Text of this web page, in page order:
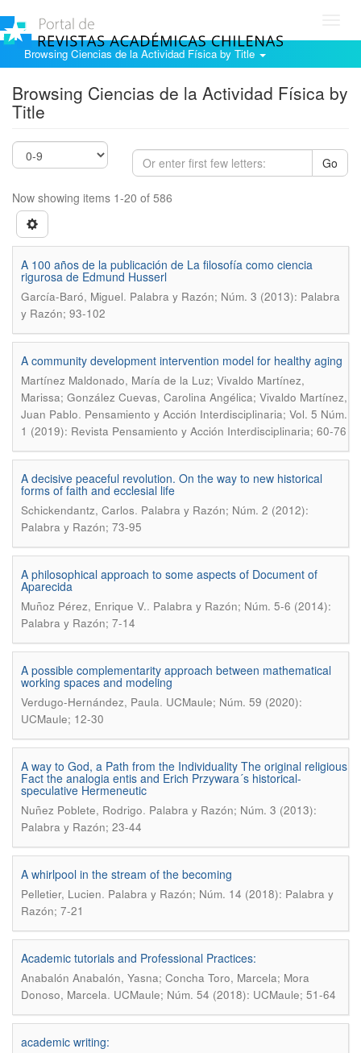
Browsing Ciencias de la Actividad Física by Title
Browsing Ciencias de la Actividad Física by
Title
Go
Now showing items 1-20 of 586
A 100 años de la publicación de La filosofía como ciencia
rigurosa de Edmund Husserl
García-Baró, Miguel. Palabra y Razón; Núm. 3 (2013): Palabra
y Razón; 93-102
A community development intervention model for healthy aging
Martínez Maldonado, María de la Luz; Vivaldo Martínez,
Marissa; González Cuevas, Carolina Angélica; Vivaldo Martínez,
Juan Pablo. Pensamiento y Acción Interdisciplinaria; Vol. 5 Núm.
1 (2019): Revista Pensamiento y Acción Interdisciplinaria; 60-76
A decisive peaceful revolution. On the way to new historical
forms of faith and ecclesial life
Schickendantz, Carlos. Palabra y Razón; Núm. 2 (2012):
Palabra y Razón; 73-95
A philosophical approach to some aspects of Document of
Aparecida
Muñoz Pérez, Enrique V.. Palabra y Razón; Núm. 5-6 (2014):
Palabra y Razón; 7-14
A possible complementarity approach between mathematical
working spaces and modeling
Verdugo-Hernández, Paula. UCMaule; Núm. 59 (2020):
UCMaule; 12-30
A way to God, a Path from the Individuality The original religious
Fact the analogia entis and Erich Przywara´s historical-
speculative Hermeneutic
Nuñez Poblete, Rodrigo. Palabra y Razón; Núm. 3 (2013):
Palabra y Razón; 23-44
A whirlpool in the stream of the becoming
Pelletier, Lucien. Palabra y Razón; Núm. 14 (2018): Palabra y
Razón; 7-21
Academic tutorials and Professional Practices:
Anabalón Anabalón, Yasna; Concha Toro, Marcela; Mora
Donoso, Marcela. UCMaule; Núm. 54 (2018): UCMaule; 51-64
academic writing: